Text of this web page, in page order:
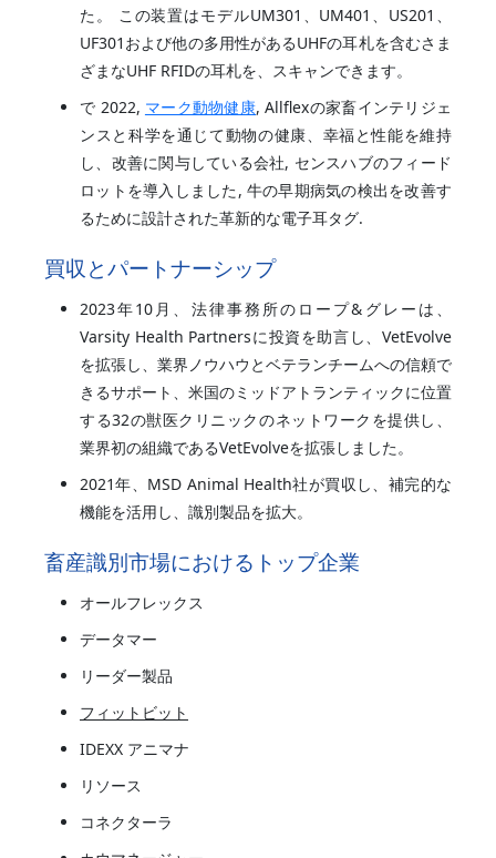
た。 この装置はモデルUM301、UM401、US201、
UF301および他の多用性があるUHFの耳札を含むさま
ざまなUHF RFIDの耳札を、スキャンできます。
で 2022, マーク動物健康, Allflexの家畜インテリジェ
ンスと科学を通じて動物の健康、幸福と性能を維持
し、改善に関与している会社, センスハブのフィード
ロットを導入しました, 牛の早期病気の検出を改善す
るために設計された革新的な電子耳タグ.
買収とパートナーシップ
2023年10月、法律事務所のロープ&グレーは、
Varsity Health Partnersに投資を助言し、VetEvolve
を拡張し、業界ノウハウとベテランチームへの信頼で
きるサポート、米国のミッドアトランティックに位置
する32の獣医クリニックのネットワークを提供し、
業界初の組織であるVetEvolveを拡張しました。
2021年、MSD Animal Health社が買収し、補完的な
機能を活用し、識別製品を拡大。
畜産識別市場におけるトップ企業
オールフレックス
データマー
リーダー製品
フィットビット
IDEXX アニマナ
リソース
コネクターラ